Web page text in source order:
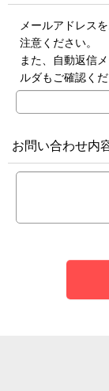
メールアドレス
注意ください。
また、自動返信
ルダもご確認く
お問い合わせ内